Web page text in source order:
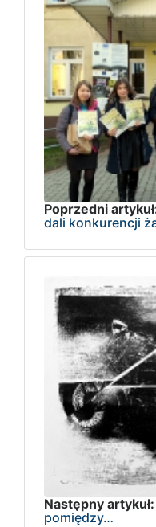
Poprzedni
dali konkurencji
Następny artykuł:
pomiędzy…